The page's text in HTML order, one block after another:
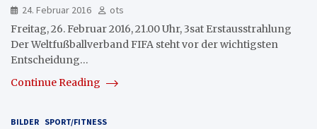
24. Februar 2016
ots
Freitag, 26. Februar 2016, 21.00 Uhr, 3sat Erstausstrahlung
Der Weltfußballverband FIFA steht vor der wichtigsten
Entscheidung…
Continue Reading
BILDER SPORT/FITNESS